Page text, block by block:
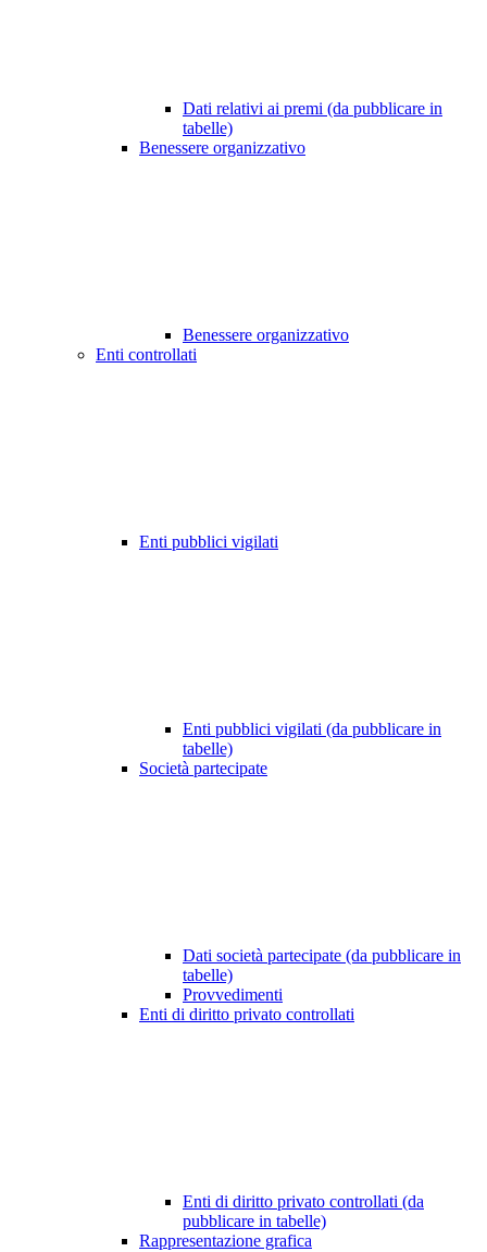
Dati relativi ai premi (da pubblicare in
tabelle)
Benessere organizzativo
Benessere organizzativo
Enti controllati
Enti pubblici vigilati
Enti pubblici vigilati (da pubblicare in
tabelle)
Società partecipate
Dati società partecipate (da pubblicare in
tabelle)
Provvedimenti
Enti di diritto privato controllati
Enti di diritto privato controllati (da
pubblicare in tabelle)
Rappresentazione grafica